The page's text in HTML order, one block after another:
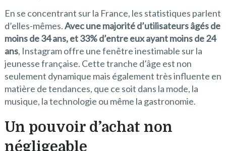
En se concentrant sur la France, les statistiques parlent
d’elles-mêmes.Avec une majorité d’utilisateurs âgés de
moins de 34 ans, et 33% d’entre eux ayant moins de 24
ans, Instagram offre une fenêtre inestimable sur la
jeunesse française. Cette tranche d’âge est non
seulement dynamique mais également très influente en
matière de tendances, que ce soit dans la mode, la
musique, la technologie ou même la gastronomie.
Un pouvoir d’achat non
négligeable